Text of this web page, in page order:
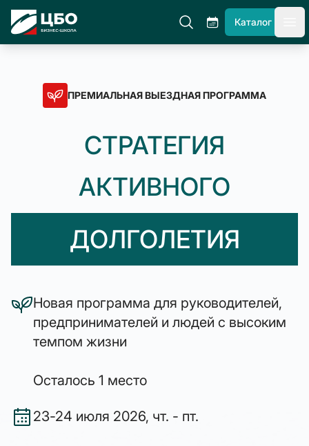
ЦБО Бизнес-Школа Каталог
ПРЕМИАЛЬНАЯ ВЫЕЗДНАЯ ПРОГРАММА
СТРАТЕГИЯ
АКТИВНОГО
ДОЛГОЛЕТИЯ
Новая программа для руководителей,
предпринимателей и людей с высоким
темпом жизни
Осталось 1 место
23-24 июля 2026, чт. - пт.